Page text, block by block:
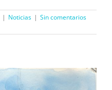
| Noticias | Sin comentarios